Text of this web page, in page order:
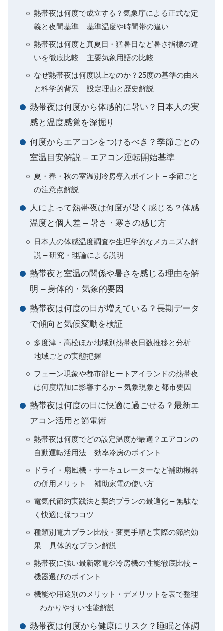
熱帯夜は何度で成立する？気象庁による正式な定
義と夜間基準 – 基準温度や時間帯の違い
熱帯夜は何度と真夏日・猛暑日など暑さ指標の違
いを徹底比較 – 主要気象用語の比較
なぜ熱帯夜は何度以上なのか？25度の基準の由来
と科学的背景 – 設定理由と歴史解説
熱帯夜は何度から体感的に暑い？日本人の実
感と温度感覚を深掘り
何度からエアコンをつけるべき？季節ごとの
室温目安解説 – エアコン運転開始基準
夏・春・秋の室温別冷房導入ポイント – 季節ごと
の注意点解説
人によって熱帯夜は何度が暑く感じる？体感
温度と個人差 – 暑さ・寒さの感じ方
日本人の体感温度調査や生理学的なメカニズム解
説 – 研究・理論による説明
熱帯夜と室温の関係や暑さを感じる理由を解
明 – 身体的・気象的要因
熱帯夜は何度の日が増えている？長期データ
で傾向と気候変動を検証
多度津・高松ほか地域別熱帯夜日数推移と分析 –
地域ごとの実態把握
フェーン現象や都市部ヒートアイランドの熱帯夜
は何度増加に影響するか – 気象現象と都市要因
熱帯夜は何度の日に快適に過ごせる？最新エ
アコン活用と節電術
熱帯夜は何度でどの設定温度が最適？エアコンの
自動運転活用法 – 効率冷房のポイント
ドライ・扇風機・サーキュレーターなど補助機器
の併用メリット – 補助家電の使い方
電気代節約実践法と契約プランの最適化 – 無駄な
く快適に保つコツ
種類別電力プラン比較・変更手順と実際の節約効
果 – 具体的なプラン解説
熱帯夜に強い最新家電や冷房機の性能徹底比較 –
機器選びのポイント
機能や用途別のメリット・デメリットを表で整理
– わかりやすい性能解説
熱帯夜は何度から健康にリスク？睡眠と体調